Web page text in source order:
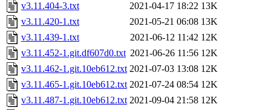
v3.11.404-3.txt
2021-04-17 18:22 13K
v3.11.420-1.txt
2021-05-21 06:08 13K
v3.11.439-1.txt
2021-06-12 11:42 12K
v3.11.452-1.git.df607d0.txt 2021-06-26 11:56 12K
v3.11.462-1.git.10eb612.txt 2021-07-03 13:08 12K
v3.11.465-1.git.10eb612.txt 2021-07-24 08:54 12K
v3.11.487-1.git.10eb612.txt 2021-09-04 21:58 12K